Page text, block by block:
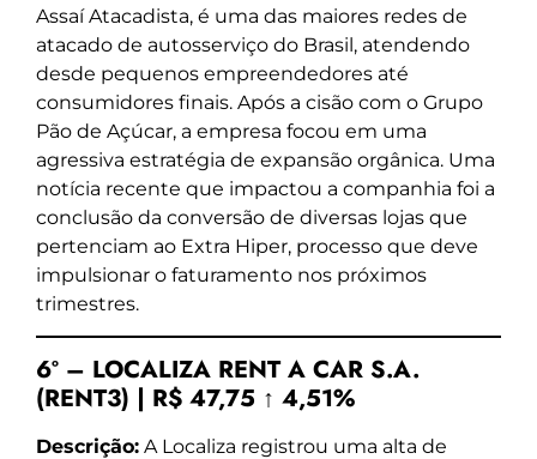
Assaí Atacadista, é uma das maiores redes de
atacado de autosserviço do Brasil, atendendo
desde pequenos empreendedores até
consumidores finais. Após a cisão com o Grupo
Pão de Açúcar, a empresa focou em uma
agressiva estratégia de expansão orgânica. Uma
notícia recente que impactou a companhia foi a
conclusão da conversão de diversas lojas que
pertenciam ao Extra Hiper, processo que deve
impulsionar o faturamento nos próximos
trimestres.
6º – LOCALIZA RENT A CAR S.A.
(RENT3) | R$ 47,75 ↑ 4,51%
Descrição: A Localiza registrou uma alta de